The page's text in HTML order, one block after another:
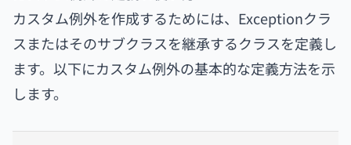
カスタム例外を作成するためには、Exceptionクラ
スまたはそのサブクラスを継承するクラスを定義し
ます。以下にカスタム例外の基本的な定義方法を示
します。